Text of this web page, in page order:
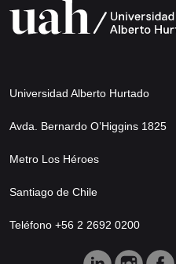
Universidad Alberto Hurtado
Avda. Bernardo O’Higgins 1825
Metro Los Héroes
Santiago de Chile
Teléfono +56 2 2692 0200